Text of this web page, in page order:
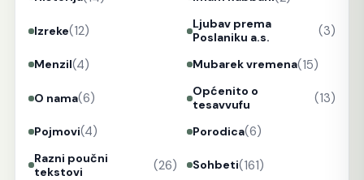
Izreke(12)
Ljubav prema
Poslaniku a.s.
(3)
Menzil(4) Mubarek vremena(15)
O nama(6)
Općenito o
tesavvufu
(13)
Pojmovi(4) Porodica(6)
Razni poučni
tekstovi
(26) Sohbeti(161)